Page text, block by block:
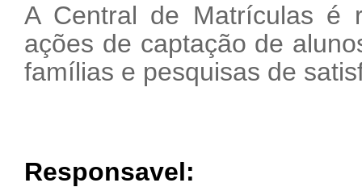
A Central de Matrículas é
ações de captação de
famílias e pesquisas de
Responsavel: